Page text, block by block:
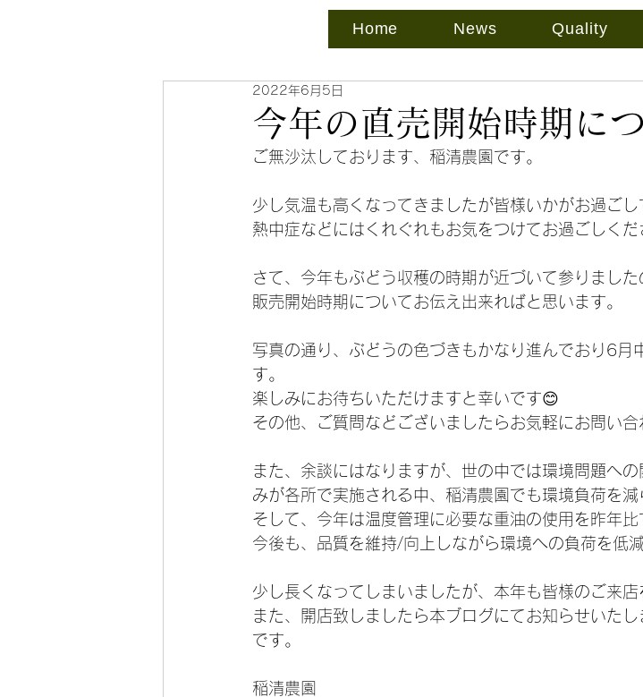
Home News Quality
今年の直売開始時期に
2022年6月5日
ご無沙汰しております、稲清農園です。
少し気温も高くなってきましたが皆様いかがお過ごし
熱中症などにはくれぐれもお気をつけてお過ごしくだ
さて、今年もぶどう収穫の時期が近づいて参りました
販売開始時期についてお伝え出来ればと思います。
写真の通り、ぶどうの色づきもかなり進んでおり6月
す。
楽しみにお待ちいただけますと幸いです😊
その他、ご質問などございましたらお気軽にお問い合
また、余談にはなりますが、世の中では環境問題へ
みが各所で実施される中、稲清農園でも環境負荷を減
そして、今年は温度管理に必要な重油の使用を昨年比
今後も、品質を維持/向上しながら環境への負荷を低
少し長くなってしまいましたが、本年も皆様のご来店
また、開店致しましたら本ブログにてお知らせいた
です。
稲清農園